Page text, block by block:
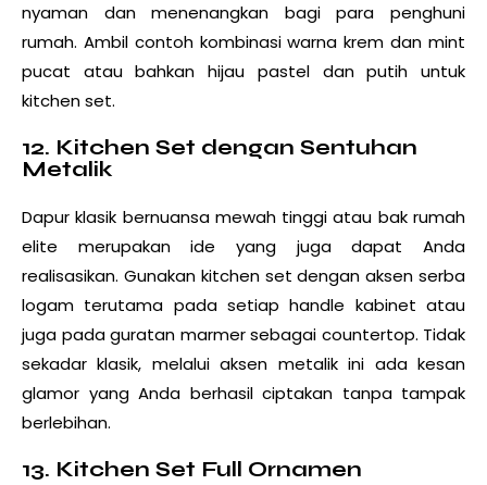
nyaman dan menenangkan bagi para penghuni
rumah. Ambil contoh kombinasi warna krem dan mint
pucat atau bahkan hijau pastel dan putih untuk
kitchen set.
12. Kitchen Set dengan Sentuhan
Metalik
Dapur klasik bernuansa mewah tinggi atau bak rumah
elite merupakan ide yang juga dapat Anda
realisasikan. Gunakan kitchen set dengan aksen serba
logam terutama pada setiap handle kabinet atau
juga pada guratan marmer sebagai countertop. Tidak
sekadar klasik, melalui aksen metalik ini ada kesan
glamor yang Anda berhasil ciptakan tanpa tampak
berlebihan.
13. Kitchen Set Full Ornamen